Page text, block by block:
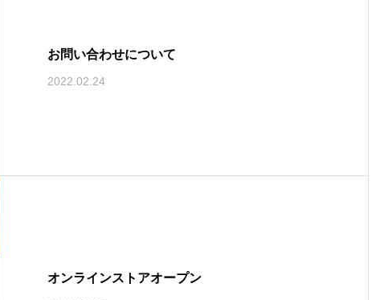
お問い合わせについて
2022.02.24
オンラインストアオープン